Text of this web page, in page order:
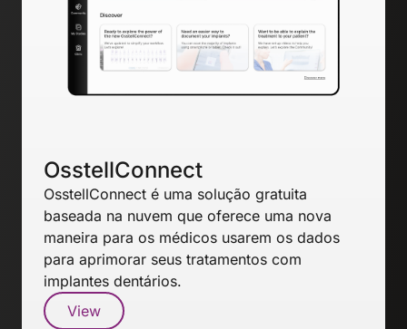
OsstellConnect
OsstellConnect é uma solução gratuita
baseada na nuvem que oferece uma nova
maneira para os médicos usarem os dados
para aprimorar seus tratamentos com
implantes dentários.
View